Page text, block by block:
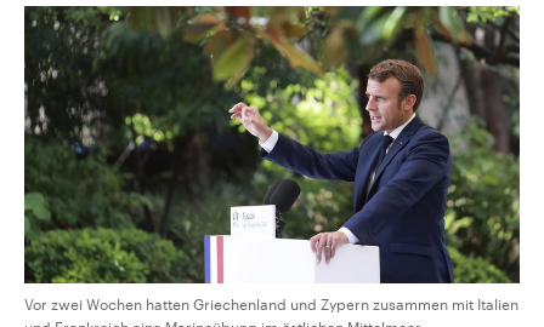
Vor zwei Wochen hatten Griechenland und Zypern zusammen mit Italien